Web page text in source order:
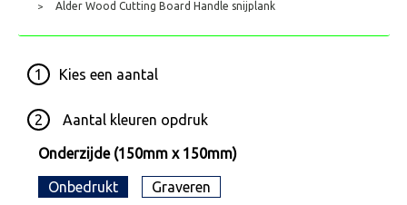
> Alder Wood Cutting Board Handle snijplank
1 Kies een aantal
2 Aantal kleuren opdruk
Onderzijde (150mm x 150mm)
Onbedrukt Graveren